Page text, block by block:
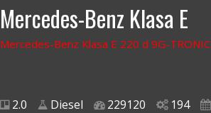
Mercedes-Benz Klasa E
Mercedes-Benz Klasa E 220 d 9G-TRONIC
2.0 Diesel 229120 194